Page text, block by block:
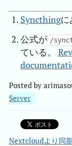
Syncthingに
公式が /
ている。
Posted by
Server
Nextcloudより同